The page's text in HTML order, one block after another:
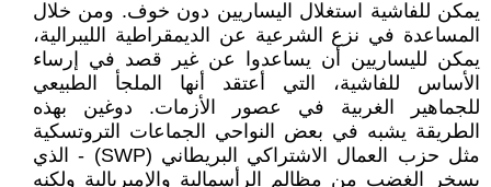
يمكن للفاشية استغلال اليساريين دون خوف. ومن خلال
المساعدة في نزع الشرعية عن الديمقراطية الليبرالية،
يمكن لليساريين أن يساعدوا عن غير قصد في إرساء
الأساس للفاشية، التي أعتقد أنها الملجأ الطبيعي
للجماهير الغربية في عصور الأزمات. دوغين بهذه
الطريقة يشبه في بعض النواحي الجماعات التروتسكية
مثل حزب العمال الاشتراكي البريطاني (SWP) - الذي
يسخر الغضب من مظالم الرأسمالية والإمبريالية ولكنه